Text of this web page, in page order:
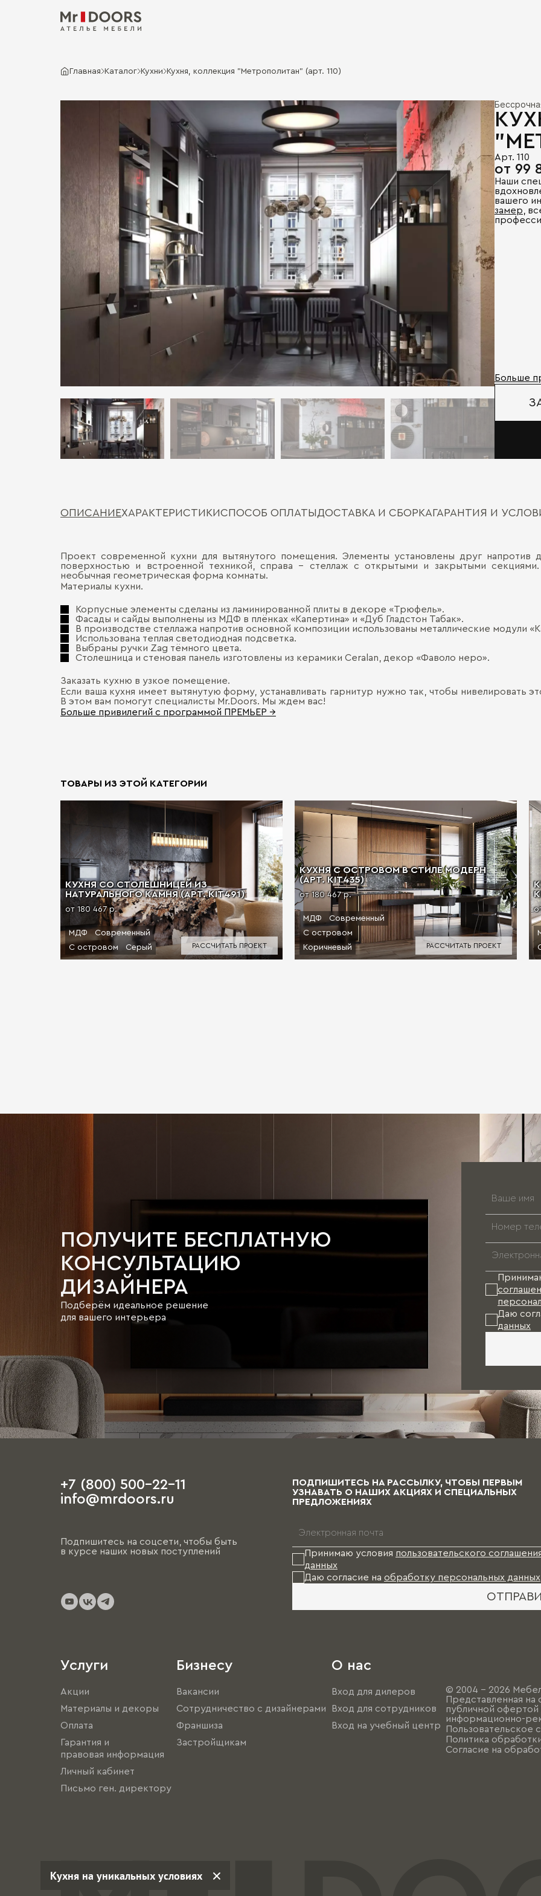
Главная Каталог Кухни Кухня, коллекция "Метрополитан" (арт. 110)
Арт. 110
от 99
Наши
вашего
замер ,
Больше
ОПИСАНИЕХАРАКТЕРИСТИКИСПОСОБ ОПЛАТЫДОСТАВКА И СБОРКАГАРАНТИЯ И
Проект современной кухни для вытянутого помещения. Элементы установлены друг напротив
поверхностью и встроенной техникой, справа – стеллаж с открытыми и закрытыми
необычная геометрическая форма комнаты.
Материалы кухни.
Корпусные элементы сделаны из ламинированной плиты в декоре «Трюфель».
Фасады и сайды выполнены из МДФ в плёнках «Капертина» и «Дуб Гладстон Табак».
В производстве стеллажа напротив основной композиции использованы металлические модули
Использована теплая светодиодная подсветка.
Выбраны ручки Zag тёмного цвета.
Столешница и стеновая панель изготовлены из керамики Ceralan, декор «Фаволо неро».
Заказать кухню в узкое помещение.
Если ваша кухня имеет вытянутую форму, устанавливать гарнитур нужно так, чтобы нивелировать
В этом вам помогут специалисты Mr.Doors. Мы ждем вас!
Больше привилегий с программой ПРЕМЬЕР →
ТОВАРЫ ИЗ ЭТОЙ КАТЕГОРИИ
КУХНЯ СО СТОЛЕШНИЦЕЙ ИЗ
НАТУРАЛЬНОГО КАМНЯ (АРТ. KIT491)
от 180 467 р.
МДФ
Современный
С островом
Серый РАССЧИТАТЬ ПРОЕКТ
КУХНЯ С ОСТРОВОМ В СТИЛЕ МОДЕРН
(АРТ. KIT435)
от 180 467 р.
МДФ
Современный
С островом
Коричневый
РАССЧИТАТЬ ПРОЕКТ
ПОЛУЧИТЕ БЕСПЛАТНУЮ
КОНСУЛЬТАЦИЮ
ДИЗАЙНЕРА
Подберём идеальное решение
для вашего интерьера
Даю
данных
+7 (800) 500-22-11
info@mrdoors.ru
Подпишитесь на соцсети, чтобы быть
в курсе наших новых поступлений
ПОДПИШИТЕСЬ НА РАССЫЛКУ, ЧТОБЫ ПЕРВЫМ
УЗНАВАТЬ О НАШИХ АКЦИЯХ И СПЕЦИАЛЬНЫХ
ПРЕДЛОЖЕНИЯХ
Принимаю условия пользовательского
данных
Даю согласие на обработку персональных данных
Услуги
Акции
Материалы и декоры
Оплата
Гарантия и
правовая информация
Личный кабинет
Письмо ген. директору
Бизнесу
Вакансии
Сотрудничество с дизайнерами
Франшиза
Застройщикам
О нас
Вход для дилеров
Вход для сотрудников
Вход на учебный центр
© 2004 - 2026
Представленная на
публичной офертой
информационно-
Пользовательское
Политика
Согласие на
Кухня на уникальных условиях